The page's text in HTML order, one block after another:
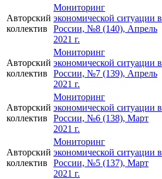
Авторский
коллектив
Мониторинг
экономической ситуации в
России, №8 (140), Апрель
2021 г.
Авторский
коллектив
Мониторинг
экономической ситуации в
России, №7 (139), Апрель
2021 г.
Авторский
коллектив
Мониторинг
экономической ситуации в
России, №6 (138), Март
2021 г.
Авторский
коллектив
Мониторинг
экономической ситуации в
России, №5 (137), Март
2021 г.